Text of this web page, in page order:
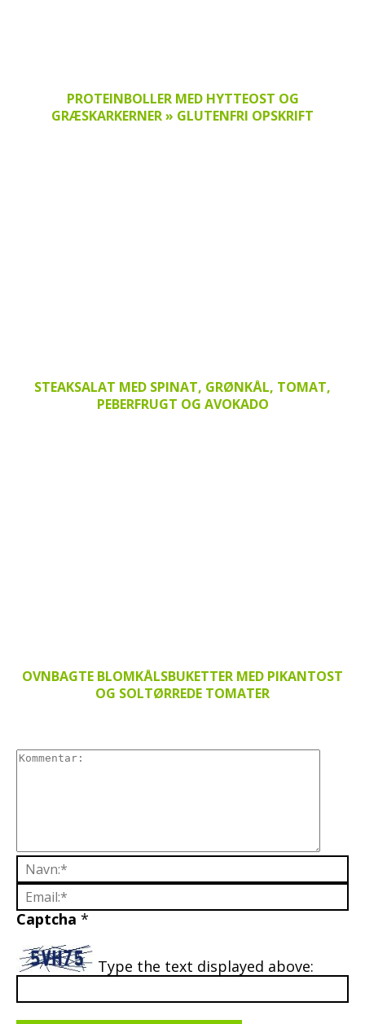
PROTEINBOLLER MED HYTTEOST OG
GRÆSKARKERNER » GLUTENFRI OPSKRIFT
STEAKSALAT MED SPINAT, GRØNKÅL, TOMAT,
PEBERFRUGT OG AVOKADO
OVNBAGTE BLOMKÅLSBUKETTER MED PIKANTOST
OG SOLTØRREDE TOMATER
Captcha *
Type the text displayed above: